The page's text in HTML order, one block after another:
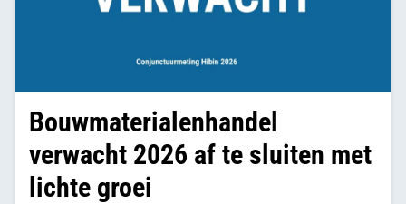
Bouwmaterialenhandel
verwacht 2026 af te sluiten met
lichte groei